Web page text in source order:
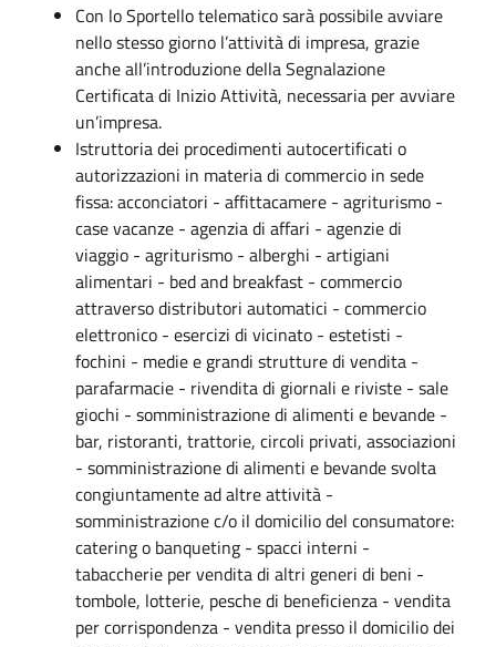
Con lo Sportello telematico sarà possibile avviare
nello stesso giorno l’attività di impresa, grazie
anche all’introduzione della Segnalazione
Certificata di Inizio Attività, necessaria per avviare
un’impresa.
Istruttoria dei procedimenti autocertificati o
autorizzazioni in materia di commercio in sede
fissa: acconciatori - affittacamere - agriturismo -
case vacanze - agenzia di affari - agenzie di
viaggio - agriturismo - alberghi - artigiani
alimentari - bed and breakfast - commercio
attraverso distributori automatici - commercio
elettronico - esercizi di vicinato - estetisti -
fochini - medie e grandi strutture di vendita -
parafarmacie - rivendita di giornali e riviste - sale
giochi - somministrazione di alimenti e bevande -
bar, ristoranti, trattorie, circoli privati, associazioni
- somministrazione di alimenti e bevande svolta
congiuntamente ad altre attività -
somministrazione c/o il domicilio del consumatore:
catering o banqueting - spacci interni -
tabaccherie per vendita di altri generi di beni -
tombole, lotterie, pesche di beneficienza - vendita
per corrispondenza - vendita presso il domicilio dei